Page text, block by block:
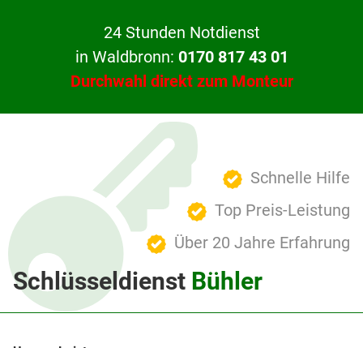
24 Stunden Notdienst
in Waldbronn: 0170 817 43 01
Durchwahl direkt zum Monteur
Schnelle Hilfe
Top Preis-Leistung
Über 20 Jahre Erfahrung
Schlüsseldienst Bühler